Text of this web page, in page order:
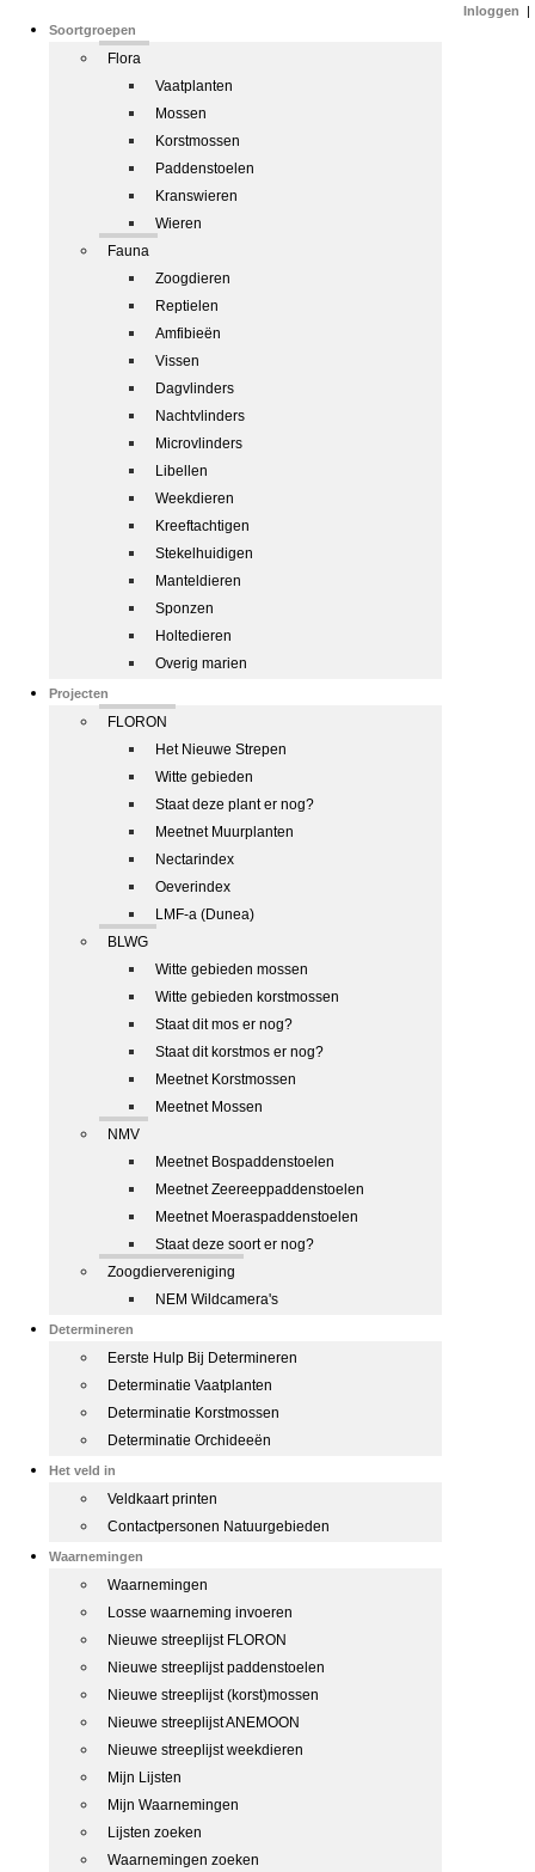
Soortgroepen
Flora
Vaatplanten
Mossen
Korstmossen
Paddenstoelen
Kranswieren
Wieren
Fauna
Zoogdieren
Reptielen
Amfibieën
Vissen
Dagvlinders
Nachtvlinders
Microvlinders
Libellen
Weekdieren
Kreeftachtigen
Stekelhuidigen
Manteldieren
Sponzen
Holtedieren
Overig marien
Projecten
FLORON
Het Nieuwe Strepen
Witte gebieden
Staat deze plant er nog?
Meetnet Muurplanten
Nectarindex
Oeverindex
LMF-a (Dunea)
BLWG
Witte gebieden mossen
Witte gebieden korstmossen
Staat dit mos er nog?
Staat dit korstmos er nog?
Meetnet Korstmossen
Meetnet Mossen
NMV
Meetnet Bospaddenstoelen
Meetnet Zeereeppaddenstoelen
Meetnet Moeraspaddenstoelen
Staat deze soort er nog?
Zoogdiervereniging
NEM Wildcamera's
Determineren
Eerste Hulp Bij Determineren
Determinatie Vaatplanten
Determinatie Korstmossen
Determinatie Orchideeën
Het veld in
Veldkaart printen
Contactpersonen Natuurgebieden
Waarnemingen
Waarnemingen
Losse waarneming invoeren
Nieuwe streeplijst FLORON
Nieuwe streeplijst paddenstoelen
Nieuwe streeplijst (korst)mossen
Nieuwe streeplijst ANEMOON
Nieuwe streeplijst weekdieren
Mijn Lijsten
Mijn Waarnemingen
Lijsten zoeken
Waarnemingen zoeken
Inloggen |